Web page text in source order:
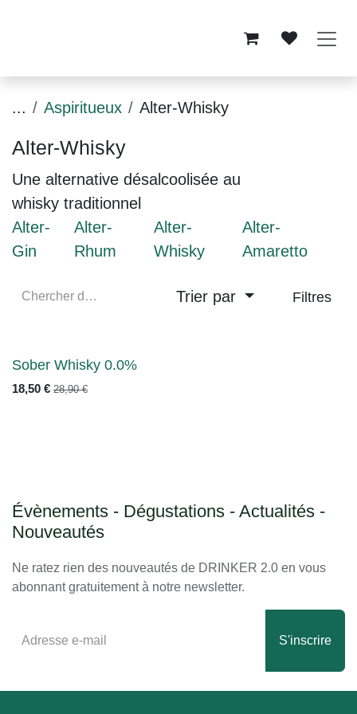
... Aspiritueux Alter-Whisky
Alter-Whisky
Une alternative désalcoolisée au
whisky traditionnel
Alter-
Gin
Alter-
Rhum
Alter-
Whisky
Alter-
Amaretto
Trier par Filtres
PROMO
Sober Whisky 0.0%
18,50 € 28,90€
Évènements - Dégustations - Actualités -
Nouveautés
Ne ratez rien des nouveautés de DRINKER 2.0 en vous
abonnant gratuitement à notre newsletter.
S'inscrire